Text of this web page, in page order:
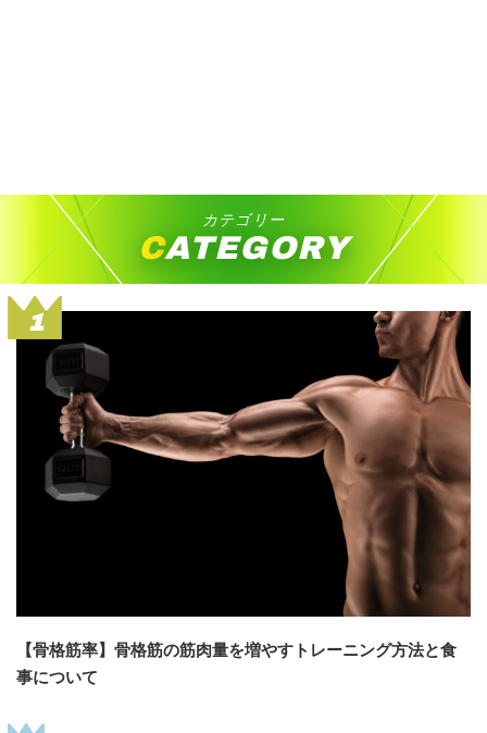
カテゴリー
CATEGORY
1
【骨格筋率】骨格筋の筋肉量を増やすトレーニング方法と食
事について